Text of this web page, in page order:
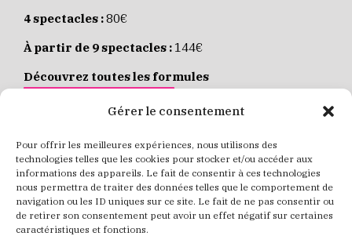
Gérer le consentement
Pour offrir les meilleures expériences, nous utilisons des
technologies telles que les cookies pour stocker et/ou accéder aux
informations des appareils. Le fait de consentir à ces technologies
nous permettra de traiter des données telles que le comportement de
navigation ou les ID uniques sur ce site. Le fait de ne pas consentir ou
de retirer son consentement peut avoir un effet négatif sur certaines
caractéristiques et fonctions.
4 spectacles :80€
À partir de 9 spectacles : 144€
Découvrez toutes les formules
JE M’ABONNE EN LIGNE
Places individuelles :de 8 à 35€
Achetez vos places
JE RÉSERVE MES PLACES